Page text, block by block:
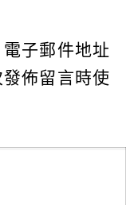
子郵件地址
佈留言時使